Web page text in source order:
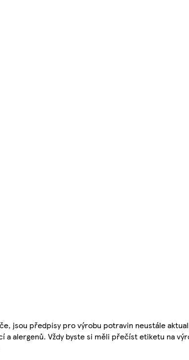
jsou předpisy pro výrobu potravin neustále
alergenů. Vždy byste si měli přečíst etiketu na